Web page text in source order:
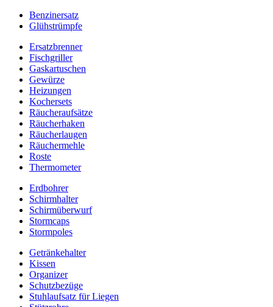
Benzinersatz
Glühstrümpfe
Ersatzbrenner
Fischgriller
Gaskartuschen
Gewürze
Heizungen
Kochersets
Räucheraufsätze
Räucherhaken
Räucherlaugen
Räuchermehle
Roste
Thermometer
Erdbohrer
Schirmhalter
Schirmüberwurf
Stormcaps
Stormpoles
Getränkehalter
Kissen
Organizer
Schutzbezüge
Stuhlaufsatz für Liegen